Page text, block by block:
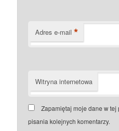
Adres e-mail *
Witryna internetowa
Zapamiętaj moje dane w
pisania kolejnych komentarzy.